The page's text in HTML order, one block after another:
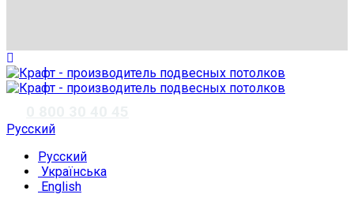
Русский
Русский
Українська
English